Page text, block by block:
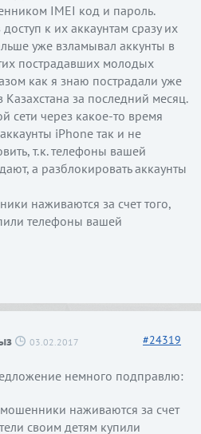
IMEI код и пароль.
к их аккаунтам сразу их
уже взламывал аккунты в
пострадавших молодых
как я знаю пострадали уже
за последний месяц.
сети через какое-то время
iPhone так и не
т.к. телефоны вашей
а разблокировать аккаунты
наживаются за счет того,
телефоны вашей
03.02.2017 #24319
немного подправлю:
наживаются за счет
своим детям купили